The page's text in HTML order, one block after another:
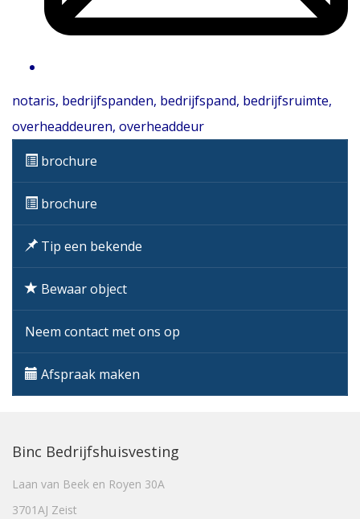
notaris, bedrijfspanden, bedrijfspand, bedrijfsruimte,
overheaddeuren, overheaddeur
brochure
brochure
Tip een bekende
Bewaar object
Neem contact met ons op
Afspraak maken
Binc Bedrijfshuisvesting
Laan van Beek en Royen 30A
3701AJ Zeist